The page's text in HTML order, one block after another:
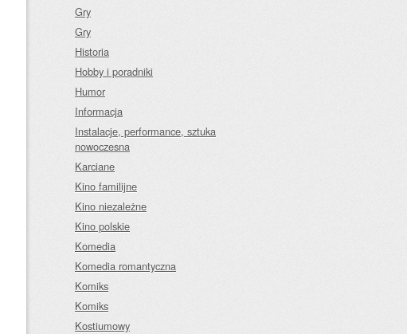
Gry
Gry
Historia
Hobby i poradniki
Humor
Informacja
Instalacje, performance, sztuka
nowoczesna
Karciane
Kino familijne
Kino niezależne
Kino polskie
Komedia
Komedia romantyczna
Komiks
Komiks
Kostiumowy